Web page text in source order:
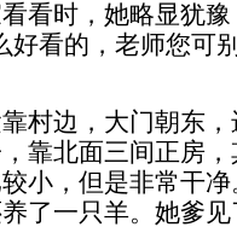
看时，她略显犹
好看的，老师您可
村边，大门朝东
靠北面三间正房
小，但是非常干
了一只羊。她爹见